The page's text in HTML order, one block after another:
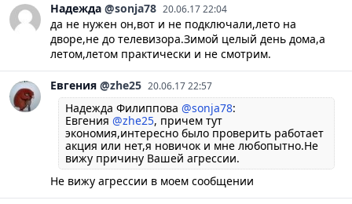
Надежда @sonja78 20.06.17 22:04
да не нужен он,вот и не подключали,лето на
дворе,не до телевизора.Зимой целый день дома,а
летом,летом практически и не смотрим.
Евгения @zhe25 20.06.17 22:57
Надежда Филиппова @sonja78:
Евгения @zhe25, причем тут
экономия,интересно было проверить работает
акция или нет,я новичок и мне любопытно.Не
вижу причину Вашей агрессии.
Не вижу агрессии в моем сообщении